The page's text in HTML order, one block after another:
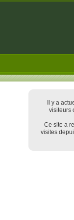
Il y a
visiteurs
Ce site a
visites